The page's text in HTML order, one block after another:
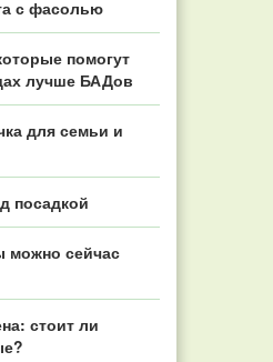
с фасолью
помогут
лучше БАДов
для семьи и
посадкой
можно сейчас
стоит ли